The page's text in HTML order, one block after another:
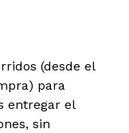
(desde el
para
entregar el
sin